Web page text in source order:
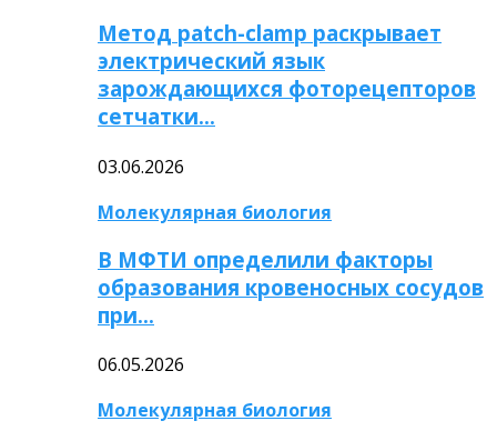
Метод patch-clamp раскрывает
электрический язык
зарождающихся фоторецепторов
сетчатки…
03.06.2026
Молекулярная биология
В МФТИ определили факторы
образования кровеносных сосудов
при…
06.05.2026
Молекулярная биология